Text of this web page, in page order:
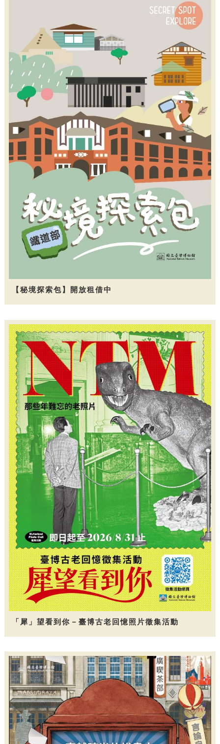
【秘境探索包】開放租借中
「犀」望看到你－臺博古老回憶照片徵集活動